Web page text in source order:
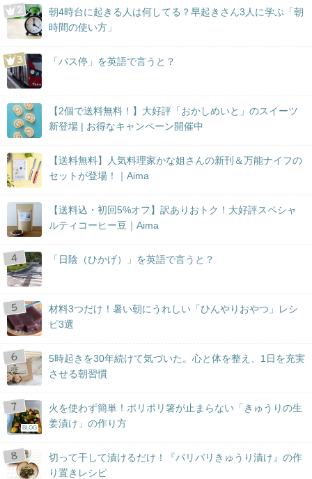
朝4時台に起きる人は何してる？早起きさん3人に学ぶ「朝
時間の使い方」
「バス停」を英語で言うと？
【2個で送料無料！】大好評「おかしめいと」のスイーツ
新登場 | お得なキャンペーン開催中
【送料無料】人気料理家かな姐さんの新刊＆万能ナイフの
セットが登場！｜Aima
【送料込・初回5%オフ】訳ありおトク！大好評スペシャ
ルティコーヒー豆｜Aima
「日陰（ひかげ）」を英語で言うと？
材料3つだけ！暑い朝にうれしい「ひんやりおやつ」レシ
ピ3選
5時起きを30年続けて気づいた。心と体を整え、1日を充実
させる朝習慣
BLOG
火を使わず簡単！ポリポリ箸が止まらない「きゅうりの生
姜漬け」の作り方
切って干して漬けるだけ！『パリパリきゅうり漬け』の作
り置きレシピ